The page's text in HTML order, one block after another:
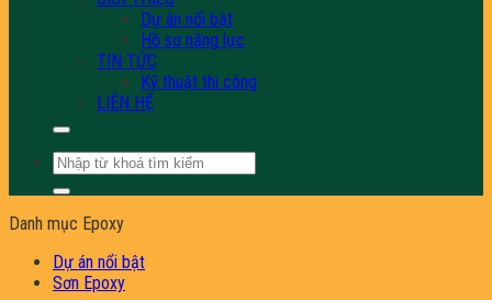
Dự án nổi bật
Hồ sơ năng lực
TIN TỨC
Kỹ thuật thi công
LIÊN HỆ
Tìm
kiếm:
Danh mục Epoxy
Dự án nổi bật
Sơn Epoxy